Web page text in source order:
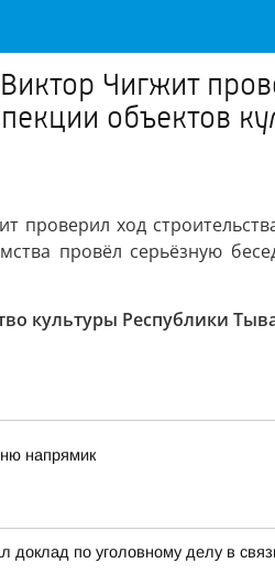
Чигжит
объектов
проверил ход
провёл серьёзную
культуры Республики
напрямик
доклад по уголовному делу в